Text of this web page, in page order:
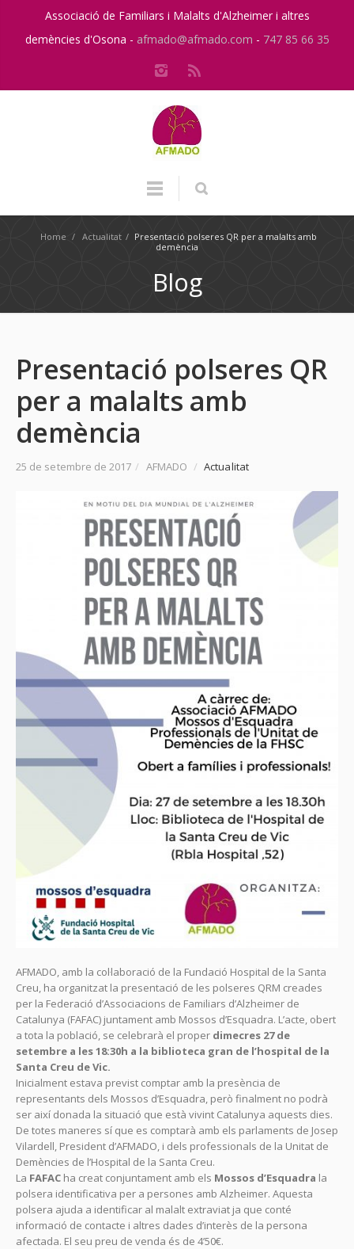
Associació de Familiars i Malalts d'Alzheimer i altres
demències d'Osona - afmado@afmado.com - 747 85 66 35
Home / Actualitat / Presentació polseres QR per a malalts amb
demència
Blog
Presentació polseres QR
per a malalts amb
demència
25 de setembre de 2017 / AFMADO / Actualitat
AFMADO, amb la col·laboració de la Fundació Hospital de la Santa
Creu, ha organitzat la presentació de les polseres QRM creades
per la Federació d’Associacions de Familiars d’Alzheimer de
Catalunya (FAFAC) juntament amb Mossos d’Esquadra. L’acte, obert
a tota la població, se celebrarà el proper dimecres 27 de
setembre a les 18:30h a la biblioteca gran de l’hospital de la
Santa Creu de Vic.
Inicialment estava previst comptar amb la presència de
representants dels Mossos d’Esquadra, però finalment no podrà
ser així donada la situació que està vivint Catalunya aquests dies.
De totes maneres sí que es comptarà amb els parlaments de Josep
Vilardell, President d’AFMADO, i dels professionals de la Unitat de
Demències de l’Hospital de la Santa Creu.
La FAFAC ha creat conjuntament amb els Mossos d’Esquadra la
polsera identificativa per a persones amb Alzheimer. Aquesta
polsera ajuda a identificar al malalt extraviat ja que conté
informació de contacte i altres dades d’interès de la persona
afectada. El seu preu de venda és de 4’50€.